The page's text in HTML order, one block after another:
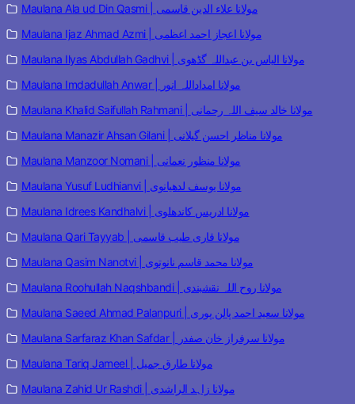
Maulana Ala ud Din Qasmi | مولانا علاء الدین قاسمی
Maulana Ijaz Ahmad Azmi | مولانا اعجاز احمد اعظمی
Maulana Ilyas Abdullah Gadhvi | مولانا الیاس بن عبداللہ گڈھوی
Maulana Imdadullah Anwar | مولانا امداداللہ انور
Maulana Khalid Saifullah Rahmani | مولانا خالد سیف اللہ رحمانی
Maulana Manazir Ahsan Gilani | مولانا مناظر احسن گیلانی
Maulana Manzoor Nomani | مولانا منظور نعمانی
Maulana Yusuf Ludhianvi | مولانا یوسف لدھیانوی
Maulana Idrees Kandhalvi | مولانا ادریس کاندھلوی
Maulana Qari Tayyab | مولانا قاری طیب قاسمی
Maulana Qasim Nanotvi | مولانا محمد قاسم نانوتوی
Maulana Roohullah Naqshbandi | مولانا روح اللہ نقشبندی
Maulana Saeed Ahmad Palanpuri | مولانا سعید احمد پالن پوری
Maulana Sarfaraz Khan Safdar | مولانا سرفراز خان صفدر
Maulana Tariq Jameel | مولانا طارق جمیل
Maulana Zahid Ur Rashdi | مولانا زاہد الراشدی